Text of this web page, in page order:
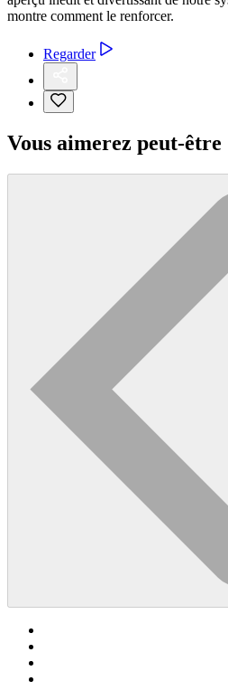
montre comment le renforcer.
Regarder
Vous aimerez peut-être